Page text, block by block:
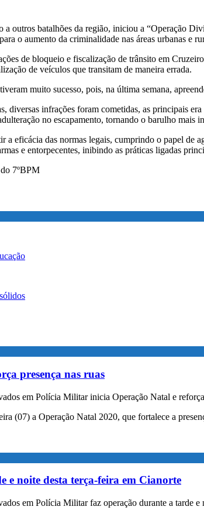
outros batalhões da região, iniciou a “Operação
o aumento da criminalidade nas áreas urbanas e
de bloqueio e fiscalização de trânsito em
de veículos que transitam de maneira errada.
muito sucesso, pois, na última semana,
diversas infrações foram cometidas, as principais
no escapamento, tornando o barulho mais
a eficácia das normas legais, cumprindo o papel de
e entorpecentes, inibindo as práticas ligadas
7ºBPM
presença nas ruas
em Polícia Militar inicia Operação Natal e
(07) a Operação Natal 2020, que fortalece a
noite desta terça-feira em Cianorte
em Polícia Militar faz operação durante a tarde e